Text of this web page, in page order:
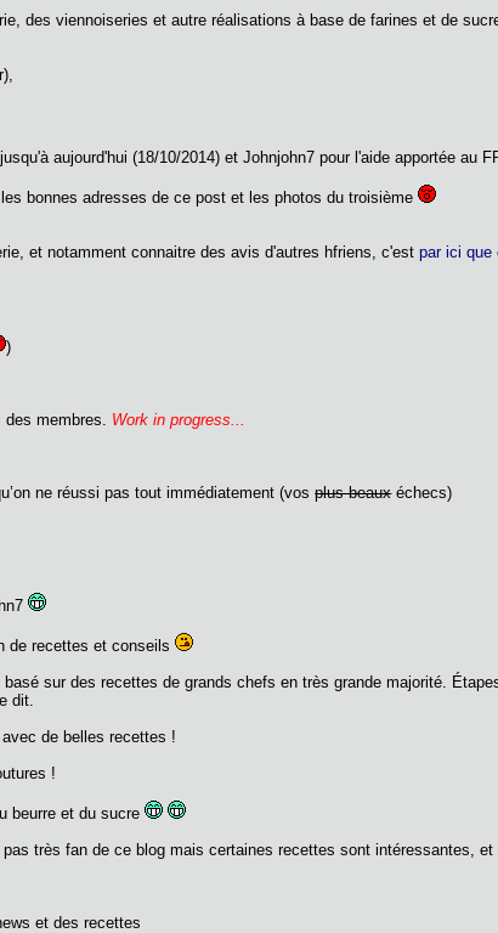
des viennoiseries et autre réalisations à base de farines et de
aujourd'hui (18/10/2014) et Johnjohn7 pour l'aide apportée au
bonnes adresses de ce post et les photos du troisième
et notamment connaitre des avis d'autres hfriens, c'estpar ici que
)
membres. Work in progress...
ne réussi pas tout immédiatement (vosplus beauxéchecs)
de recettes et conseils
sur des recettes de grands chefs en très grande majorité.
dit.
de belles recettes !
!
beurre et du sucre
pas très fan de ce blog mais certaines recettes sont intéressantes,
et des recettes